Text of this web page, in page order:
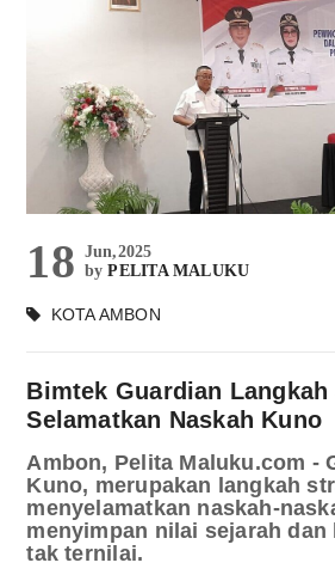
18 Jun,2025
byPELITA MALUKU
KOTA AMBON
Bimtek Guardian
Selamatkan Naskah Kuno
Ambon, Pelita Maluku.com -
Kuno, merupakan langkah
menyelamatkan naskah-
menyimpan nilai sejarah dan
tak ternilai.